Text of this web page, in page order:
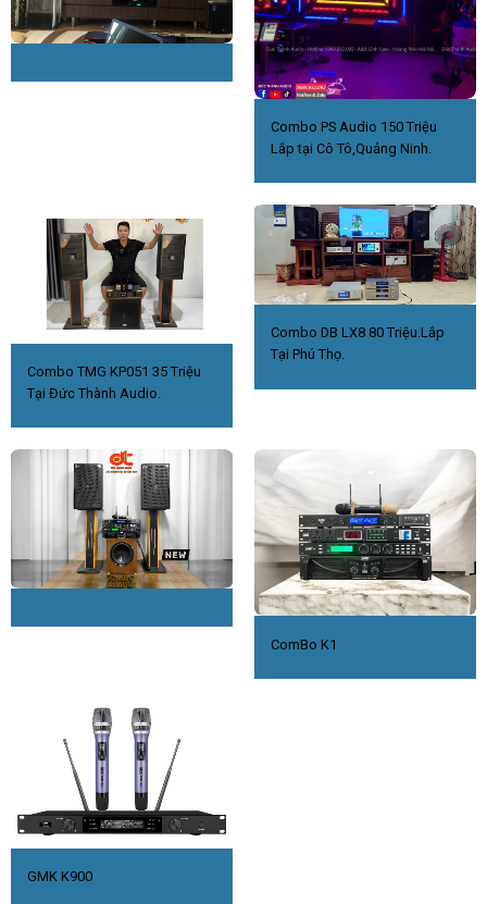
Combo PS Audio 150 Triệu
Lắp tại Cô Tô,Quảng Ninh.
Combo TMG KP051 35 Triệu
Tại Đức Thành Audio.
Combo DB LX8 80 Triệu.Lắp
Tại Phú Thọ.
ComBo K1
GMK K900